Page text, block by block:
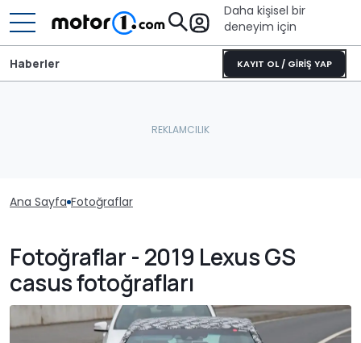
Daha kişisel bir
deneyim için
KAYIT OL / GİRİŞ YAP
Haberler
Ana Sayfa Fotoğraflar
Fotoğraflar - 2019 Lexus GS
casus fotoğrafları